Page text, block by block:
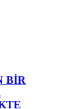
BİR